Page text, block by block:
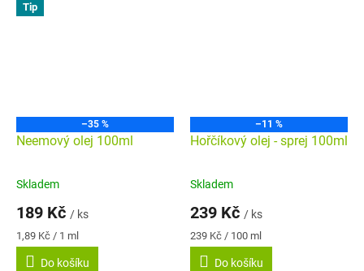
Tip
–35 %
Neemový olej 100ml
Průměrné
produktu
je
5,0
Skladem
189 Kč / ks
Měrná
cena:
1,89 Kč / 1 ml
Do košíku
–11 %
Hořčíkový olej - sprej 100ml
Průměrné
produktu
je
5,0
Skladem
239 Kč / ks
Měrná
cena:
239 Kč / 100 ml
Do košíku